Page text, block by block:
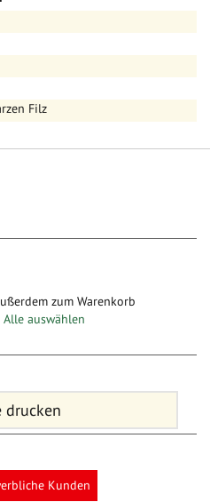
Filz
zum Warenkorb
Alle auswählen
drucken
Kunden